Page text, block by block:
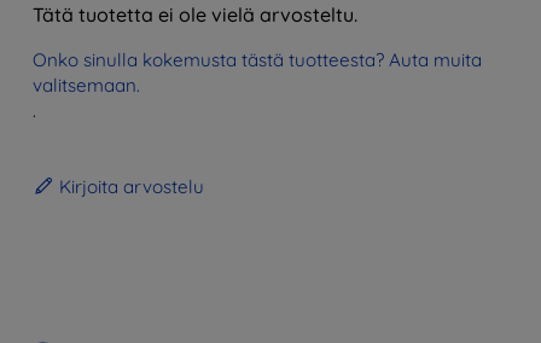
Tätä tuotetta ei ole vielä arvosteltu.
Onko sinulla kokemusta tästä tuotteesta? Auta muita
valitsemaan.
.
Kirjoita arvostelu